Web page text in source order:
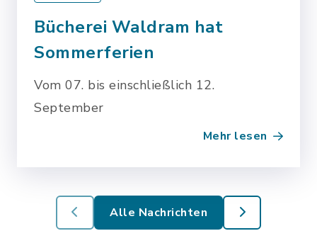
Bücherei Waldram hat
Sommerferien
Vom 07. bis einschließlich 12.
September
Mehr lesen
Alle Nachrichten